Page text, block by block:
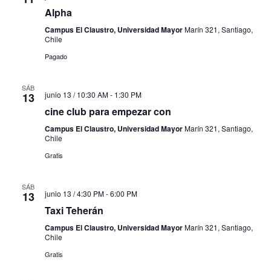
Alpha
Campus El Claustro, Universidad MayorMarín 321, Santiago,
Chile
Pagado
SÁB
13 junio 13 / 10:30 AM- 1:30 PM
cine club para empezar con
Campus El Claustro, Universidad MayorMarín 321, Santiago,
Chile
Gratis
SÁB
13 junio 13 / 4:30 PM-6:00 PM
Taxi Teherán
Campus El Claustro, Universidad MayorMarín 321, Santiago,
Chile
Gratis